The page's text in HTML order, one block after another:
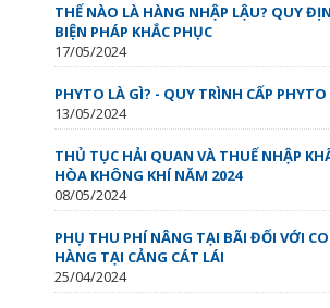
THẾ NÀO LÀ HÀNG NHẬP LẬU? QUY
BIỆN PHÁP KHẮC PHỤC
17/05/2024
PHYTO LÀ GÌ? - QUY TRÌNH CẤP
13/05/2024
THỦ TỤC HẢI QUAN VÀ THUẾ NHẬP
HÒA KHÔNG KHÍ NĂM 2024
08/05/2024
PHỤ THU PHÍ NÂNG TẠI BÃI ĐỐI VỚI
HÀNG TẠI CẢNG CÁT LÁI
25/04/2024